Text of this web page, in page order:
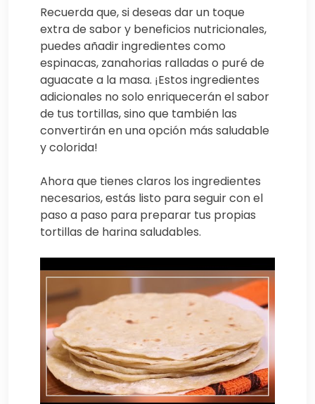
Recuerda que, si deseas dar un toque
extra de sabor y beneficios nutricionales,
puedes añadir ingredientes como
espinacas, zanahorias ralladas o puré de
aguacate a la masa. ¡Estos ingredientes
adicionales no solo enriquecerán el sabor
de tus tortillas, sino que también las
convertirán en una opción más saludable
y colorida!
Ahora que tienes claros los ingredientes
necesarios, estás listo para seguir con el
paso a paso para preparar tus propias
tortillas de harina saludables.